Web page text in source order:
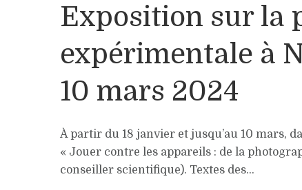
Exposition sur la
expérimentale à
10 mars 2024
À partir du 18 janvier et jusqu’au 10 mars,
« Jouer contre les appareils : de la
conseiller scientifique). Textes des...